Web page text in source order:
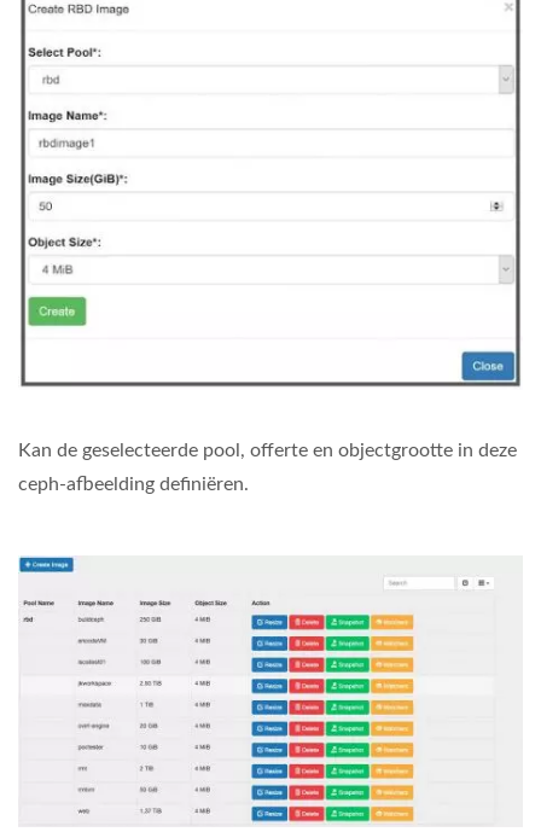
Kan de geselecteerde pool, offerte en objectgrootte in deze
ceph-afbeelding definiëren.